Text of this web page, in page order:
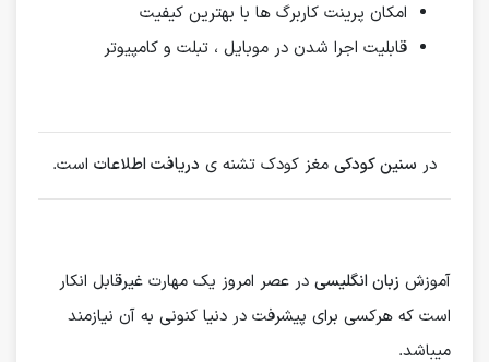
امکان پرینت کاربرگ ها با بهترین کیفیت
قابلیت اجرا شدن در موبایل ، تبلت و کامپیوتر
در سنین کودکی مغز کودک تشنه ی دریافت اطلاعات است.
آموزش زبان انگلیسی در عصر امروز یک مهارت غیرقابل انکار
است که هرکسی برای پیشرفت در دنیا کنونی به آن نیازمند
میباشد.